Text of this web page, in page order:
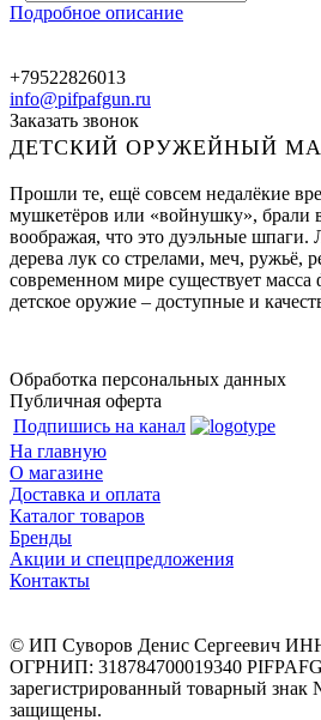
Подробное описание
+79522826013
info@pifpafgun.ru
Заказать звонок
ДЕТСКИЙ ОРУЖЕЙНЫЙ
Прошли те, ещё совсем недалёкие
мушкетёров или «войнушку», брали
воображая, что это дуэльные шпаги.
дерева лук со стрелами, меч, ружьё,
современном мире существует
детское оружие – доступные и
Обработка персональных данных
Публичная оферта
Подпишись на канал
На главную
О магазине
Доставка и оплата
Каталог товаров
Бренды
Акции и спецпредложения
Контакты
© ИП Суворов Денис Сергеевич
ОГРНИП: 318784700019340
зарегистрированный товарный знак
защищены.